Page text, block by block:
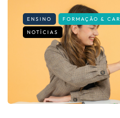
ENSINO FORMAÇÃO &
NOTÍCIAS